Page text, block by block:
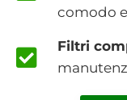
comodo
Filtri